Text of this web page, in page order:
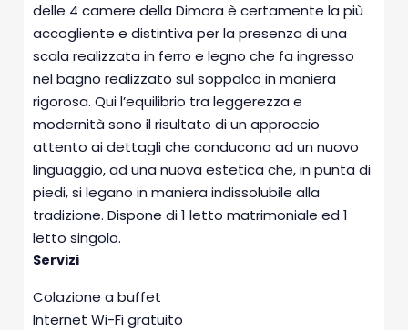
delle 4 camere della Dimora è certamente la più
accogliente e distintiva per la presenza di una
scala realizzata in ferro e legno che fa ingresso
nel bagno realizzato sul soppalco in maniera
rigorosa. Qui l’equilibrio tra leggerezza e
modernità sono il risultato di un approccio
attento ai dettagli che conducono ad un nuovo
linguaggio, ad una nuova estetica che, in punta di
piedi, si legano in maniera indissolubile alla
tradizione. Dispone di 1 letto matrimoniale ed 1
letto singolo.
Servizi
Colazione a buffet
Internet Wi-Fi gratuito